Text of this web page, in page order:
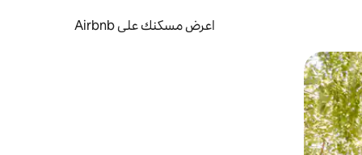
اعرض مسكنك على Airbnb